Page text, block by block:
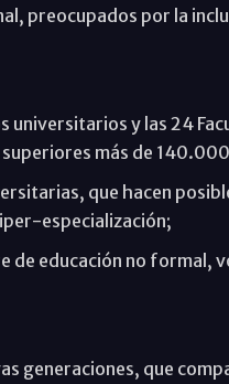
preocupados por la
universitarios y las 24
más de
que hacen
especialización;
de educación no formal,
generaciones, que